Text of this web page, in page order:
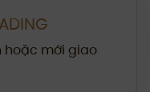
hoặc mới giao